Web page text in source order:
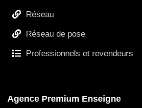
Réseau
Réseau de pose
Professionnels et revendeurs
Agence Premium Enseigne